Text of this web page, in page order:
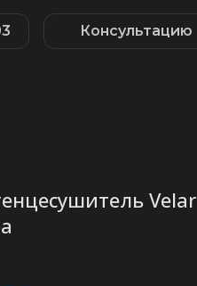
Консультацию
Velar